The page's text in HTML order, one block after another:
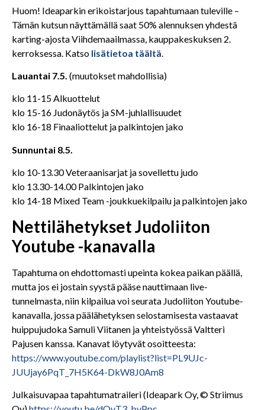
Huom! Ideaparkin erikoistarjous tapahtumaan tuleville –
Tämän kutsun näyttämällä saat 50% alennuksen yhdestä
karting-ajosta Viihdemaailmassa, kauppakeskuksen 2.
kerroksessa. Katso lisätietoa täältä
Lauantai 7.5. (muutokset mahdollisia)
klo 11-15 Alkuottelut
klo 15-16 Judonäytös ja SM-juhlallisuudet
klo 16-18 Finaaliottelut ja palkintojen jako
Sunnuntai 8.5.
klo 10-13.30 Veteraanisarjat ja sovellettu judo
klo 13.30-14.00 Palkintojen jako
klo 14-18 Mixed Team -joukkuekilpailu ja palkintojen jako
Nettilähetykset Judoliiton
Youtube -kanavalla
Tapahtuma on ehdottomasti upeinta kokea paikan päällä,
mutta jos ei jostain syystä pääse nauttimaan live-
tunnelmasta, niin kilpailua voi seurata Judoliiton Youtube-
kanavalla, jossa päälähetyksen selostamisesta vastaavat
huippujudoka Samuli Viitanen ja yhteistyössä Valtteri
Pajusen kanssa. Kanavat löytyvät osoitteesta:
https://www.youtube.com/playlist?list=PL9UJc-
JUUjay6PqT_7H5K64-DkW8J0Am8
Julkaisuvapaa tapahtumatraileri (Ideapark Oy, © Striimus